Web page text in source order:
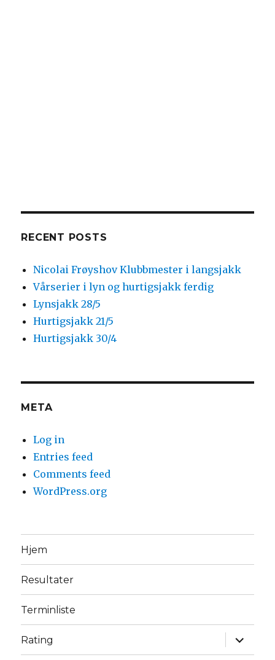
RECENT POSTS
Nicolai Frøyshov Klubbmester i langsjakk
Vårserier i lyn og hurtigsjakk ferdig
Lynsjakk 28/5
Hurtigsjakk 21/5
Hurtigsjakk 30/4
META
Log in
Entries feed
Comments feed
WordPress.org
Hjem
Resultater
Terminliste
Rating
expand
child
menu